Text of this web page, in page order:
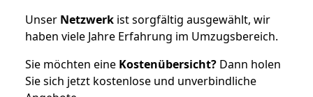
Unser Netzwerk ist sorgfältig ausgewählt, wir
haben viele Jahre Erfahrung im Umzugsbereich.
Sie möchten eine Kostenübersicht? Dann holen
Sie sich jetzt kostenlose und unverbindliche